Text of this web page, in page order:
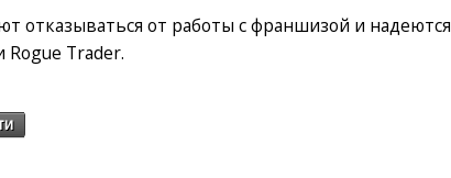
отказываться от работы с франшизой и надеются
Trader.